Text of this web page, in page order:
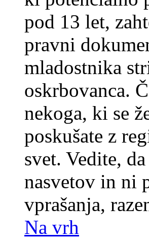
pod 13 let,
pravni
mladostnika
oskrbovanca.
nekoga, ki se
poskušate z
svet. Vedite,
nasvetov in ni
vprašanja,
Na vrh